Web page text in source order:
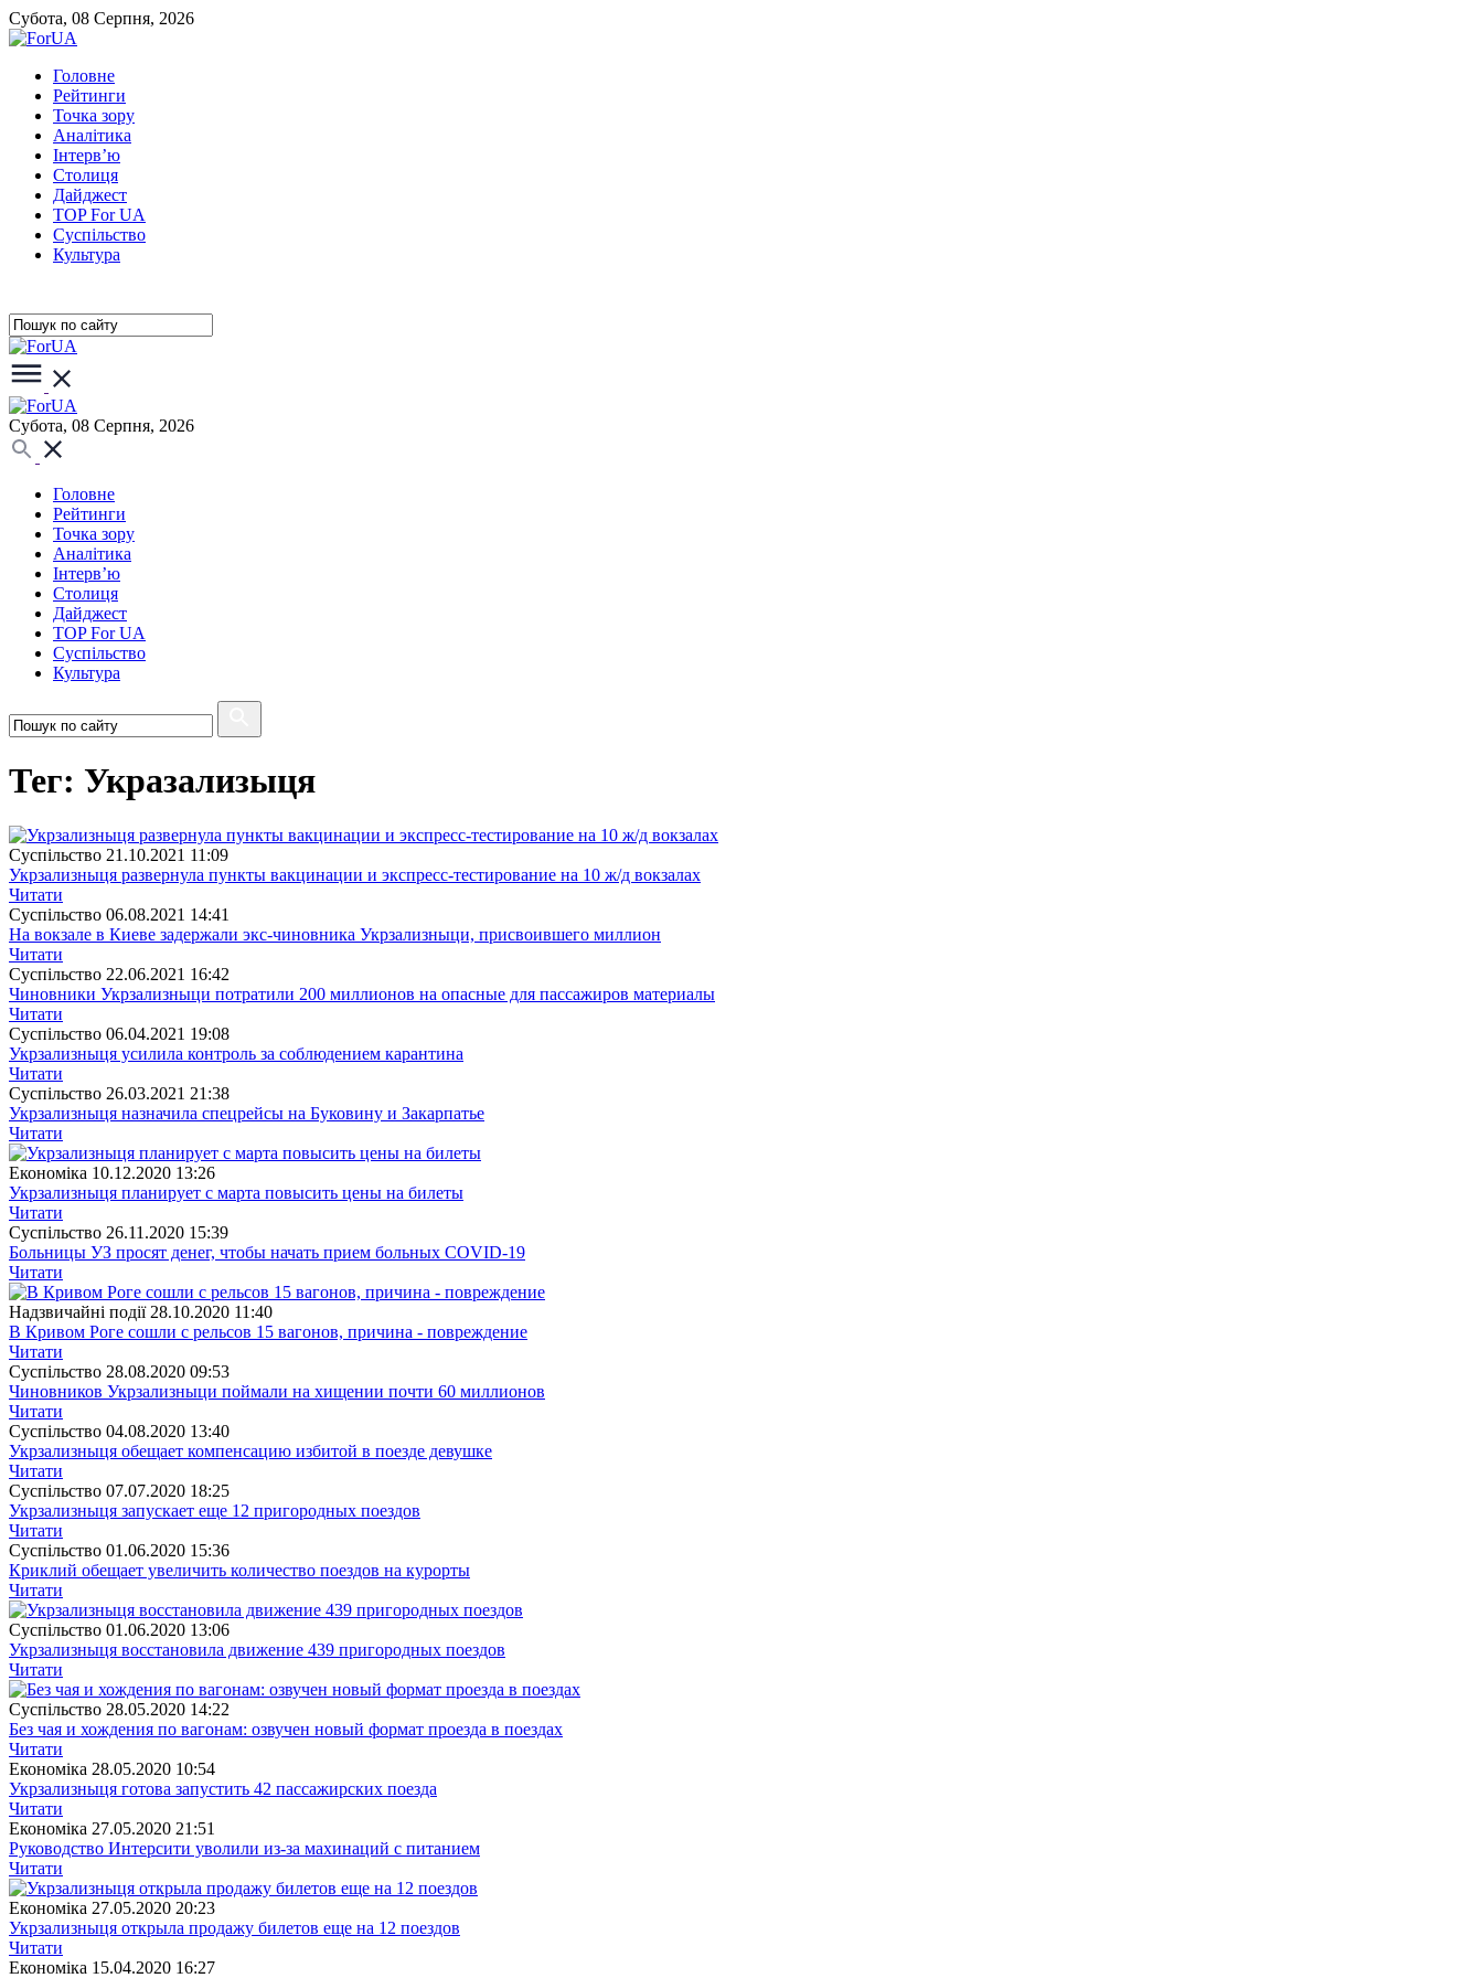
Субота, 08 Серпня, 2026
Головне
Рейтинги
Точка зору
Аналітика
Інтерв’ю
Столиця
Дайджест
TOP For UA
Суспiльство
Культура
Субота, 08 Серпня, 2026
Головне
Рейтинги
Точка зору
Аналітика
Інтерв’ю
Столиця
Дайджест
TOP For UA
Суспiльство
Культура
Тег: Укразализыця
Суспiльство 21.10.2021 11:09
Укрзализныця развернула пункты вакцинации и экспресс-тестирование на 10 ж/д вокзалах
Читати
Суспiльство 06.08.2021 14:41
На вокзале в Киеве задержали экс-чиновника Укрзализныци, присвоившего миллион
Читати
Суспiльство 22.06.2021 16:42
Чиновники Укрзализныци потратили 200 миллионов на опасные для пассажиров материалы
Читати
Суспiльство 06.04.2021 19:08
Укрзализныця усилила контроль за соблюдением карантина
Читати
Суспiльство 26.03.2021 21:38
Укрзализныця назначила спецрейсы на Буковину и Закарпатье
Читати
Економіка 10.12.2020 13:26
Укрзализныця планирует с марта повысить цены на билеты
Читати
Суспiльство 26.11.2020 15:39
Больницы УЗ просят денег, чтобы начать прием больных COVID-19
Читати
Надзвичайні події 28.10.2020 11:40
В Кривом Роге сошли с рельсов 15 вагонов, причина - повреждение
Читати
Суспiльство 28.08.2020 09:53
Чиновников Укрзализныци поймали на хищении почти 60 миллионов
Читати
Суспiльство 04.08.2020 13:40
Укрзализныця обещает компенсацию избитой в поезде девушке
Читати
Суспiльство 07.07.2020 18:25
Укрзализныця запускает еще 12 пригородных поездов
Читати
Суспiльство 01.06.2020 15:36
Криклий обещает увеличить количество поездов на курорты
Читати
Суспiльство 01.06.2020 13:06
Укрзализныця восстановила движение 439 пригородных поездов
Читати
Суспiльство 28.05.2020 14:22
Без чая и хождения по вагонам: озвучен новый формат проезда в поездах
Читати
Економіка 28.05.2020 10:54
Укрзализныця готова запустить 42 пассажирских поезда
Читати
Економіка 27.05.2020 21:51
Руководство Интерсити уволили из-за махинаций с питанием
Читати
Економіка 27.05.2020 20:23
Укрзализныця открыла продажу билетов еще на 12 поездов
Читати
Економіка 15.04.2020 16:27